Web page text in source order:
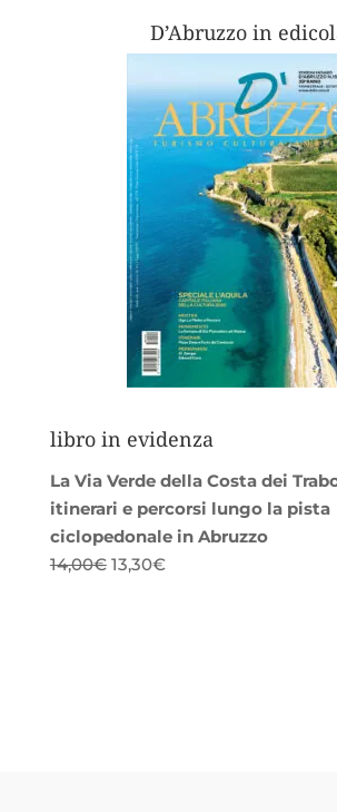
15,00€.
è:
14,25€.
D’Abruzzo in
libro in evidenza
La Via Verde della Costa dei
itinerari e percorsi lungo la pista
ciclopedonale in Abruzzo
14,00€ Il
13,30€Il